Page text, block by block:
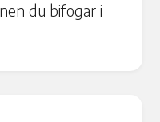
du bifogar i